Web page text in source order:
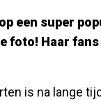
een super
foto! Haar
is na lange